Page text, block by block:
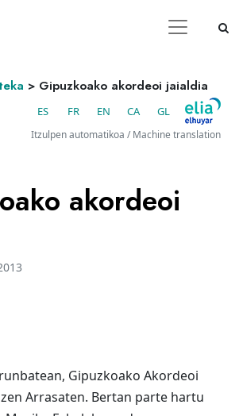
> Gipuzkoako akordeoi jaialdia
ES FR EN CA GL
Itzulpen automatikoa / Machine translation
akordeoi
GipuzkoakoAkordeoi
Arrasaten. Bertan parte hartu